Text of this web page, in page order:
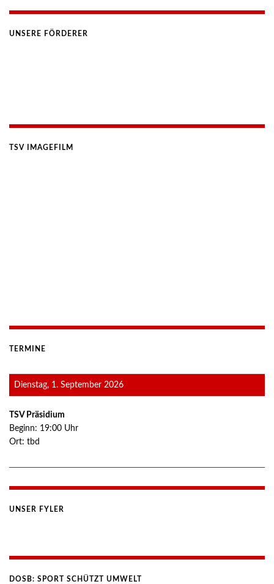
UNSERE FÖRDERER
TSV IMAGEFILM
TERMINE
Dienstag, 1. September 2026
TSV Präsidium
Beginn: 19:00 Uhr
Ort: tbd
UNSER FYLER
DOSB: SPORT SCHÜTZT UMWELT